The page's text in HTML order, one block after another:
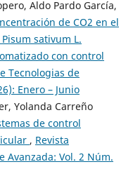
Aldo Pardo García,
de CO2 en el
sativum L.
con control
Tecnologias de
Enero – Junio
Yolanda Carreño
de control
, Revista
Avanzada: Vol. 2 Núm.